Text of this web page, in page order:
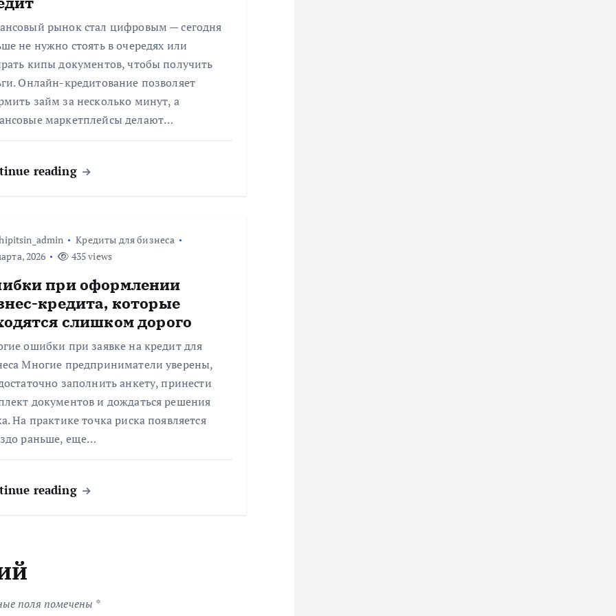
рынок стал цифровым — сегодня
не нужно стоять в очередях или
кипы документов, чтобы получить
Онлайн-кредитование позволяет
займ за несколько минут, а
маркетплейсы делают…
reading
Кредиты для бизнеса
2026
435 views
при оформлении
кредита, которые
слишком дорого
ошибки при заявке на кредит для
Многие предприниматели уверены,
заполнить анкету, принести
документов и дождаться решения
На практике точка риска появляется
раньше, еще…
reading
поля помечены *